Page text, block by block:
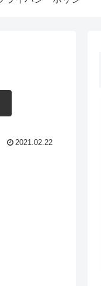
2021.02.22